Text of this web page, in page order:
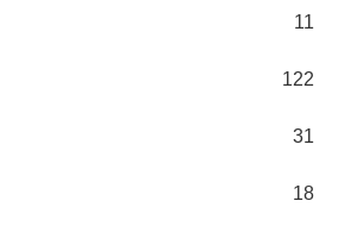
11
122
31
18